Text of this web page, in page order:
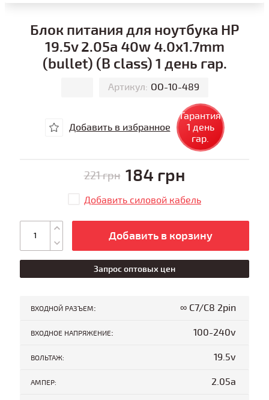
Блок питания для ноутбука HP
19.5v 2.05a 40w 4.0x1.7mm
(bullet) (B class) 1 день гар.
Артикул: ОО-10-489
Добавить в избранное
Гарантия
1 день
гар.
221 грн 184 грн
Добавить силовой кабель
Добавить в корзину
Запрос оптовых цен
ВХОДНОЙ РАЗЪЕМ: ∞ C7/C8 2pin
ВХОДНОЕ НАПРЯЖЕНИЕ: 100-240v
ВОЛЬТАЖ: 19.5v
АМПЕР: 2.05a